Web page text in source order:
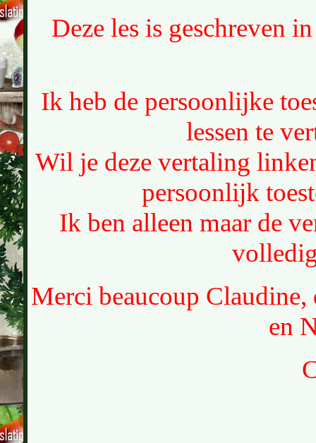
Deze les is geschreven
Ik heb de persoonlijke
lessen te
Wil je deze vertaling
persoonlijk
Ik ben alleen maar de
Merci beaucoup
en